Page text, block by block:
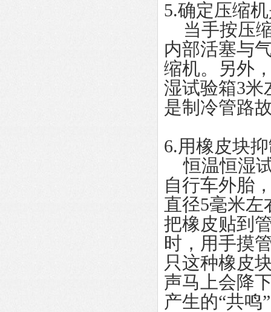
5.确定压缩
当手按压
内部活塞与
缩机。另外
湿试验箱3米
是制冷管路
6.用橡皮块
恒温恒湿
自行车外胎
直径5毫米左
把橡皮贴到
时，用手摸
只这种橡皮
声马上会降
产生的“共鸣